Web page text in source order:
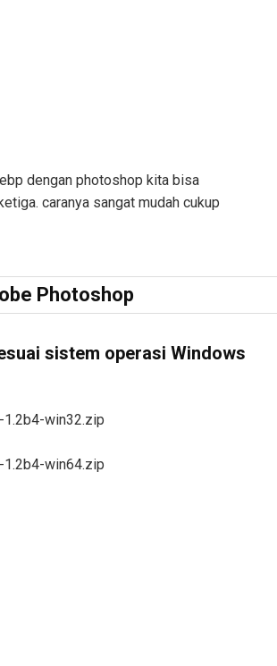
dengan photoshop kita bisa
caranya sangat mudah cukup
Photoshop
sistem operasi Windows
win32.zip
win64.zip